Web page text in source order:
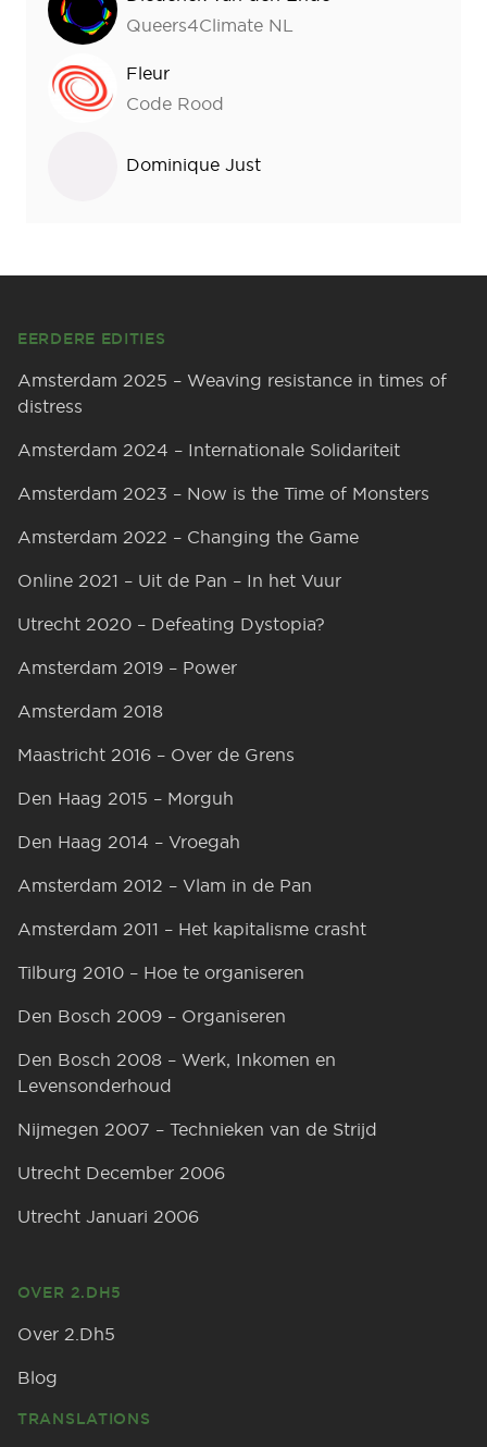
Queers4Climate NL
Fleur
Code Rood
Dominique Just
EERDERE EDITIES
Amsterdam 2025 – Weaving resistance in times of
distress
Amsterdam 2024 – Internationale Solidariteit
Amsterdam 2023 – Now is the Time of Monsters
Amsterdam 2022 – Changing the Game
Online 2021 – Uit de Pan – In het Vuur
Utrecht 2020 – Defeating Dystopia?
Amsterdam 2019 – Power
Amsterdam 2018
Maastricht 2016 – Over de Grens
Den Haag 2015 – Morguh
Den Haag 2014 – Vroegah
Amsterdam 2012 – Vlam in de Pan
Amsterdam 2011 – Het kapitalisme crasht
Tilburg 2010 – Hoe te organiseren
Den Bosch 2009 – Organiseren
Den Bosch 2008 – Werk, Inkomen en
Levensonderhoud
Nijmegen 2007 – Technieken van de Strijd
Utrecht December 2006
Utrecht Januari 2006
OVER 2.DH5
Over 2.Dh5
Blog
TRANSLATIONS